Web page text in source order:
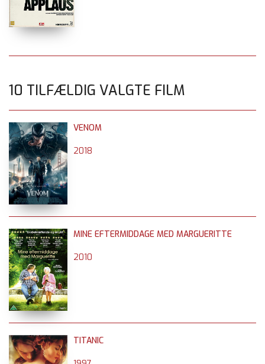
10 TILFÆLDIG VALGTE FILM
VENOM
2018
MINE EFTERMIDDAGE MED MARGUERITTE
2010
TITANIC